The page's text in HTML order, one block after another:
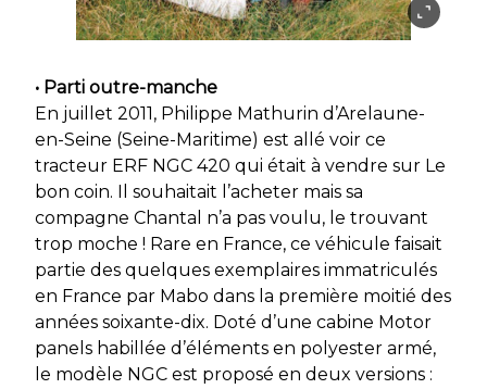
• Parti outre-manche
En juillet 2011, Philippe Mathurin d’Arelaune-
en-Seine (Seine-Maritime) est allé voir ce
tracteur ERF NGC 420 qui était à vendre sur Le
bon coin. Il souhaitait l’acheter mais sa
compagne Chantal n’a pas voulu, le trouvant
trop moche ! Rare en France, ce véhicule faisait
partie des quelques exemplaires immatriculés
en France par Mabo dans la première moitié des
années soixante-dix. Doté d’une cabine Motor
panels habillée d’éléments en polyester armé,
le modèle NGC est proposé en deux versions :